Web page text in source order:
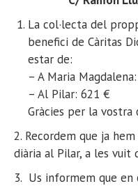
La col·lecta del
benefici de Càritas
estar de:
– A Maria
– Al Pilar: 621 €
Gràcies per la vostra
2. Recordem que ja
diària al Pilar, a les vuit
3. Us informem que en